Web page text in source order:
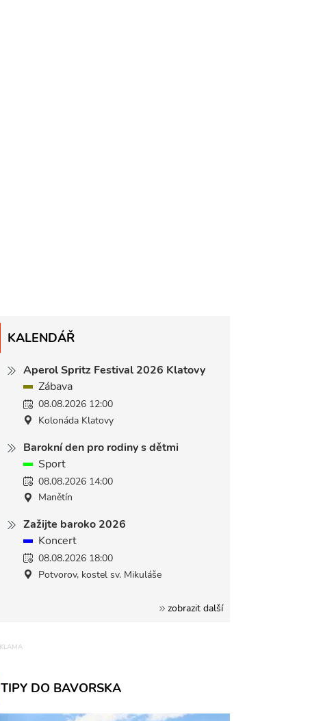
KALENDÁŘ
Aperol Spritz Festival 2026 Klatovy
Zábava
08.08.2026 12:00
Kolonáda Klatovy
Barokní den pro rodiny s dětmi
Sport
08.08.2026 14:00
Manětín
Zažijte baroko 2026
Koncert
08.08.2026 18:00
Potvorov, kostel sv. Mikuláše
zobrazit další
TIPY DO BAVORSKA